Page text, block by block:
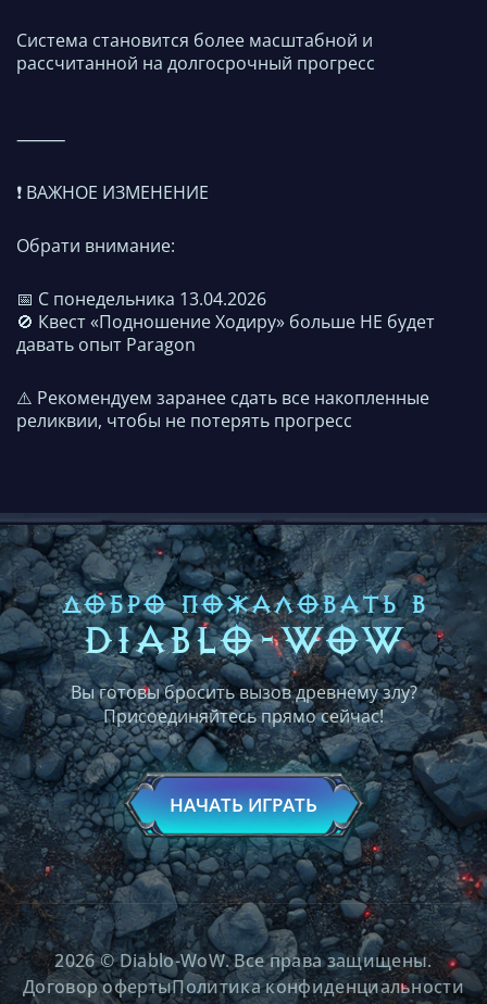
Система становится более масштабной и
рассчитанной на долгосрочный прогресс
⸻
❗️ ВАЖНОЕ ИЗМЕНЕНИЕ
Обрати внимание:
📅 С понедельника 13.04.2026
🚫 Квест «Подношение Ходиру» больше НЕ будет
давать опыт Paragon
⚠️ Рекомендуем заранее сдать все накопленные
реликвии, чтобы не потерять прогресс
ДОБРО ПОЖАЛОВАТЬ В
DIABLO-WOW
Вы готовы бросить вызов древнему злу?
Присоединяйтесь прямо сейчас!
НАЧАТЬ ИГРАТЬ
2026 © Diablo-WoW. Все права защищены.
Договор офертыПолитика конфиденциальности